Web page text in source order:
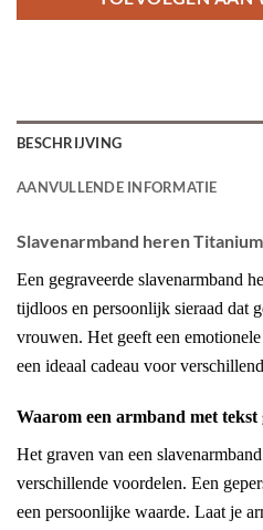
BESCHRIJVING
AANVULLENDE INFORMATIE
Slavenarmband heren
Een gegraveerde slavenarmband
tijdloos en persoonlijk sieraad dat
vrouwen. Het geeft een
een ideaal cadeau voor
Waarom een armband met tekst
Het graven van een
verschillende voordelen. Een
een persoonlijke waarde. Laat je